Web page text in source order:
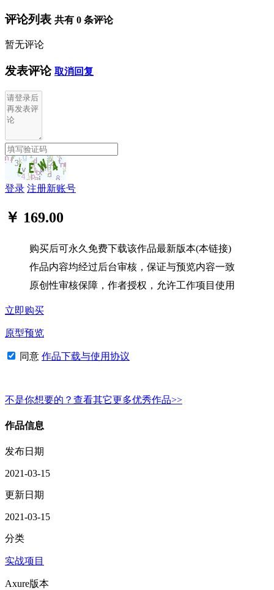
评论列表 共有 0 条评论
暂无评论
发表评论 取消回复
登录 注册新账号
￥ 169.00
购买后可永久免费下载该作品最新版本(本链接)
作品内容均经过后台审核，保证与预览内容一致
原创性审核保障，作者授权，允许工作项目使用
立即购买
原型预览
同意 作品下载与使用协议
不是你想要的？查看其它更多优秀作品>>
作品信息
发布日期
2021-03-15
更新日期
2021-03-15
分类
实战项目
Axure版本